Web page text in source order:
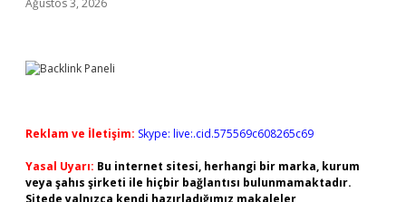
Ağustos 3, 2026
Reklam ve İletişim: Skype: live:.cid.575569c608265c69
Yasal Uyarı: Bu internet sitesi, herhangi bir marka, kurum
veya şahıs şirketi ile hiçbir bağlantısı bulunmamaktadır.
Sitede yalnızca kendi hazırladığımız makaleler